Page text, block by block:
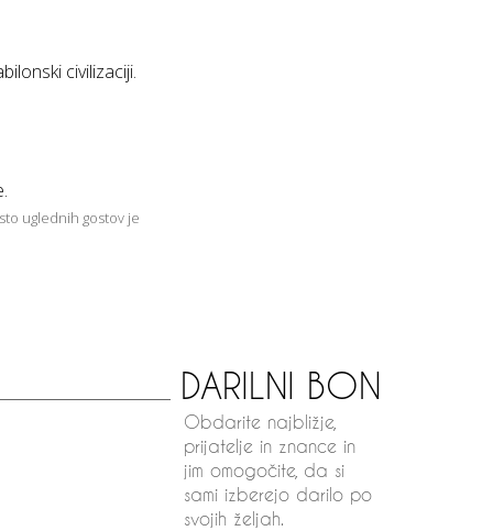
civilizaciji.
uglednih gostov je
DARILNI BON
Obdarite najbližje,
prijatelje in znance in
jim omogočite, da si
sami izberejo darilo po
svojih željah.